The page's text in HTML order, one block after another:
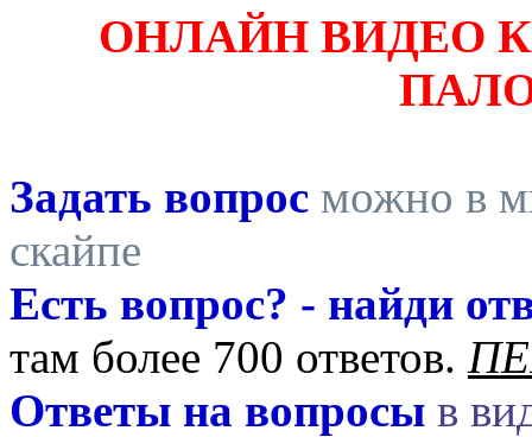
ОНЛАЙН ВИДЕО
Задать вопрос можно в
скайпе
Есть вопрос? - найди
там более 700 ответов.
Ответы на вопросы в